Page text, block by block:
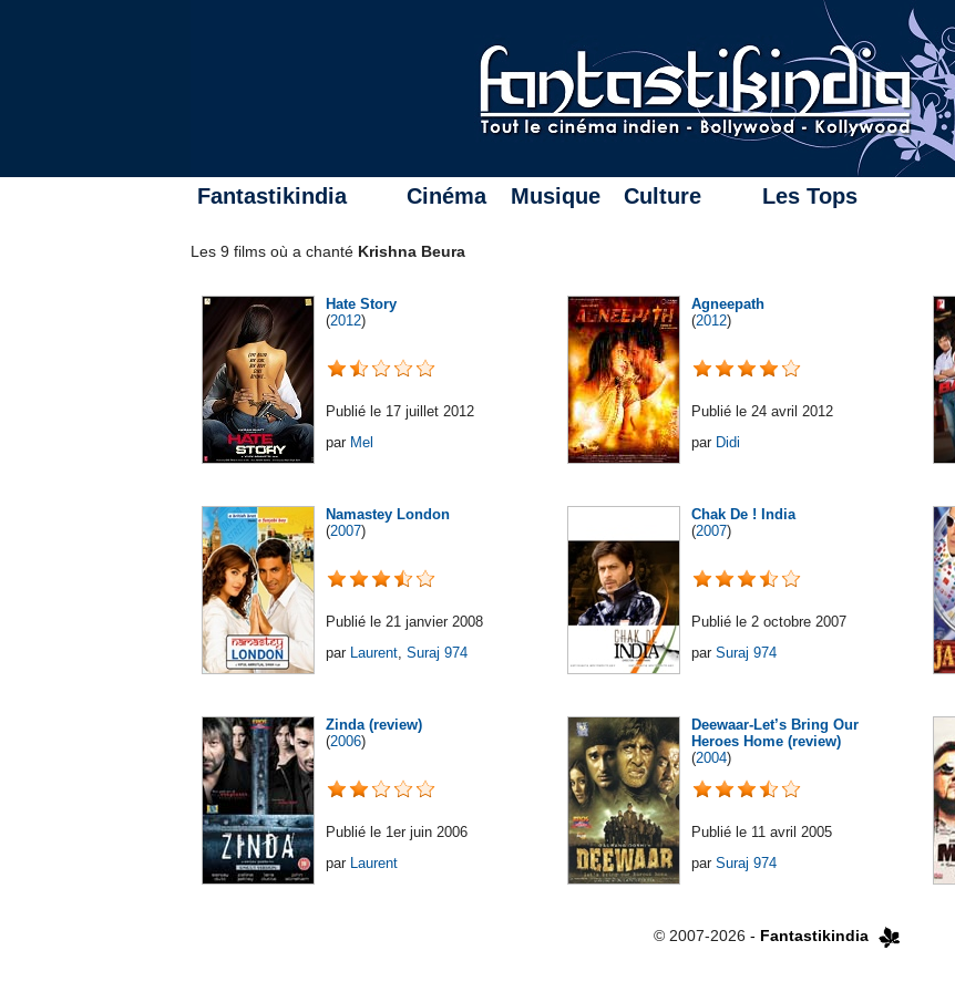
Fantastikindia Cinéma Musique Culture Les Tops
Les 9 films où a chanté Krishna Beura
Hate Story
(2012)
Publié le 17 juillet 2012
par Mel
Agneepath
(2012)
Publié le 24 avril 2012
par Didi
Namastey London
(2007)
Publié le 21 janvier 2008
par Laurent, Suraj 974
Chak De ! India
(2007)
Publié le 2 octobre 2007
par Suraj 974
Zinda (review)
(2006)
Publié le 1er juin 2006
par Laurent
Deewaar-Let’s Bring Our
Heroes Home (review)
(2004)
Publié le 11 avril 2005
par Suraj 974
© 2007-2026- Fantastikindia